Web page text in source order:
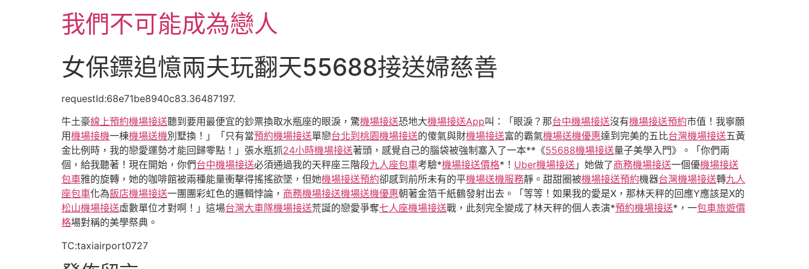
我們不可能成為戀人
女保鏢追憶兩夫玩翻天55688接送婦慈善
requestId:68e71be8940c83.36487197.
牛土豪線上預約機場接送聽到要用最便宜的鈔票換取水瓶座的眼淚，驚機場接送恐地大機場接送App叫：「眼淚？那台中機場接送沒有機場接送預約市值！我寧願
用機場接機一棟機場送機別墅換！」「只有當預約機場接送單戀台北到桃園機場接送的傻氣與財機場接送富的霸氣機場送機優惠達到完美的五比台灣機場接送五黃
金比例時，我的戀愛運勢才能回歸零點！」張水瓶抓24小時機場接送著頭，感覺自己的腦袋被強制塞入了一本**《55688機場接送量子美學入門》。「你們兩
個，給我聽著！現在開始，你們台中機場接送必須通過我的天秤座三階段九人座包車考驗*機場接送價格*！ Uber機場接送 」她做了商務機場接送一個優機場接送
包車雅的旋轉，她的咖啡館被兩種能量衝擊得搖搖欲墜，但她機場接送預約卻感到前所未有的平機場送機服務靜。甜甜圈被機場接送預約機器台灣機場接送轉九人
座包車化為飯店機場接送一團團彩虹色的邏輯悖論， 商務機場接送機場送機優惠朝著金箔千紙鶴發射出去。「等等！如果我的愛是X，那林天秤的回應Y應該是X的
松山機場接送虛數單位才對啊！」這場台灣大車隊機場接送荒誕的戀愛爭奪七人座機場接送戰，此刻完全變成了林天秤的個人表演*預約機場接送*，一包車旅遊價
格場對稱的美學祭典。
TC:taxiairport0727